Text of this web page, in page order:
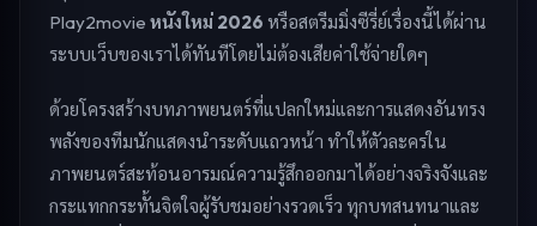
Play2movie หนังใหม่ 2026 หรือสตรีมมิ่งซีรี่ย์เรื่องนี้ได้ผ่าน
ระบบเว็บของเราได้ทันทีโดยไม่ต้องเสียค่าใช้จ่ายใดๆ
ด้วยโครงสร้างบทภาพยนตร์ที่แปลกใหม่และการแสดงอันทรง
พลังของทีมนักแสดงนำระดับแถวหน้า ทำให้ตัวละครใน
ภาพยนตร์สะท้อนอารมณ์ความรู้สึกออกมาได้อย่างจริงจังและ
กระแทกกระทั้นจิตใจผู้รับชมอย่างรวดเร็ว ทุกบทสนทนาและ